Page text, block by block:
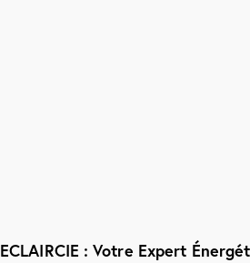
ECLAIRCIE : Votre Expert